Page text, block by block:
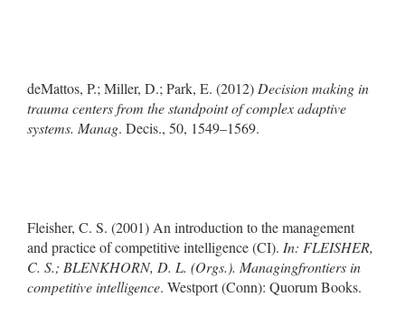
deMattos, P.; Miller, D.; Park, E. (2012)Decision making in
trauma centers from the standpoint of complex adaptive
systems. Manag. Decis., 50, 1549–1569.
Fleisher, C. S. (2001) An introduction to the management
and practice of competitive intelligence (CI). In: FLEISHER,
C. S.; BLENKHORN, D. L. (Orgs.). Managingfrontiers in
competitive intelligence. Westport (Conn): Quorum Books.